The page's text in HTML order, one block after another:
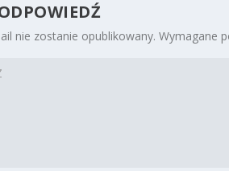
nie zostanie opublikowany. Wymagane